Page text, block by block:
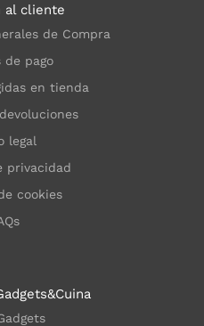
al cliente
de Compra
de pago
en tienda
legal
privacidad
cookies